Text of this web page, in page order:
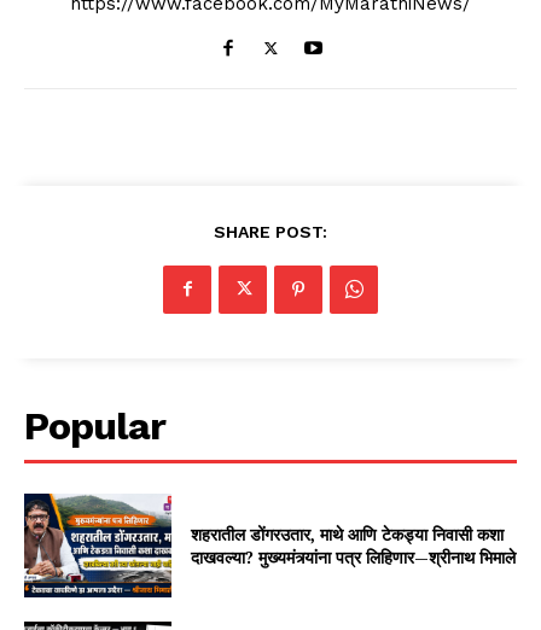
SHARE POST:
Popular
शहरातील डोंगरउतार, माथे आणि टेकड्या निवासी कशा
दाखवल्या? मुख्यमंत्र्यांना पत्र लिहिणार—श्रीनाथ भिमाले